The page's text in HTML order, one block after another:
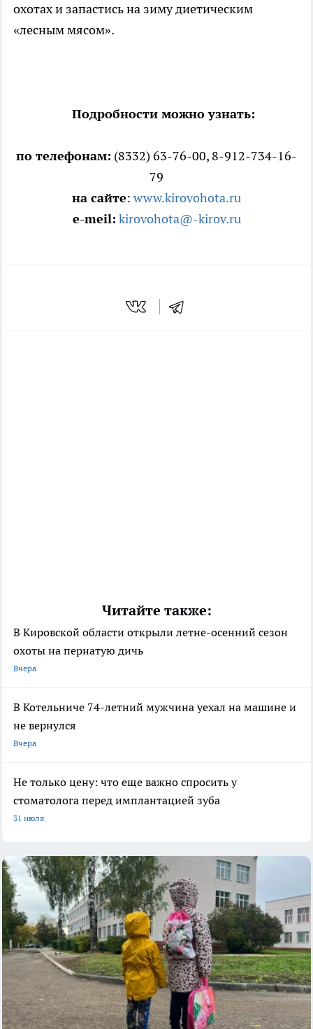
охотах и запастись на зиму диетическим
«лесным мясом».
Подробности можно узнать:
по телефонам: (8332) 63-76-00, 8-912-734-16-
79
на сайте: www.kirovohota.ru
e-meil: kirovohota@-kirov.ru
Читайте также:
В Кировской области открыли летне-осенний сезон
охоты на пернатую дичь
Вчера
В Котельниче 74-летний мужчина уехал на машине и
не вернулся
Вчера
Не только цену: что еще важно спросить у
стоматолога перед имплантацией зуба
31 июля